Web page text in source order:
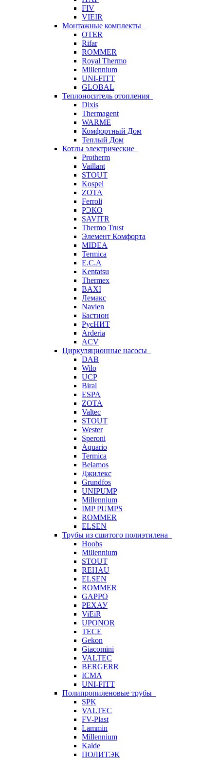
FIV
VIEIR
Монтажные комплекты
OTER
Rifar
ROMMER
Royal Thermo
Millennium
UNI-FITT
GLOBAL
Теплоноситель отопления
Dixis
Thermagent
WARME
Комфортный Дом
Теплый Дом
Котлы электрические
Protherm
Vaillant
STOUT
Kospel
ZOTA
Ferroli
РЭКО
SAVITR
Thermo Trust
Элемент Комфорта
MIDEA
Termica
E.C.A
Kentatsu
Thermex
BAXI
Лемакс
Navien
Бастион
РусНИТ
Arderia
ACV
Циркуляционные насосы
DAB
Wilo
UCP
Biral
ESPA
ZOTA
Valtec
STOUT
Wester
Speroni
Aquario
Termica
Belamos
Джилекс
Grundfos
UNIPUMP
Millennium
IMP PUMPS
ROMMER
ELSEN
Трубы из сшитого полиэтилена
Hoobs
Millennium
STOUT
REHAU
ELSEN
ROMMER
GAPPO
РЕХАУ
ViEiR
UPONOR
TECE
Gekon
Giacomini
VALTEC
BERGERR
ICMA
UNI-FITT
Полипропиленовые трубы
SPK
VALTEC
FV-Plast
Lammin
Millennium
Kalde
ПОЛИТЭК